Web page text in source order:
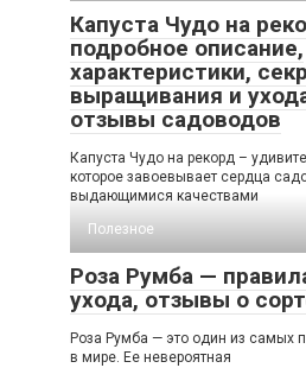
Капуста Чудо на
подробное описание,
характеристики,
выращивания и
отзывы садоводов
Капуста Чудо на рекорд –
которое завоевывает сердца
выдающимися качествами
Полезное
Роза Румба —
ухода, отзывы о
Роза Румба — это один из самых
в мире. Ее невероятная